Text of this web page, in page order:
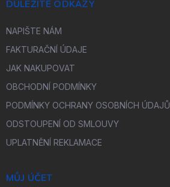
DŮLEŽITÉ ODKAZY
NAPIŠTE NÁM
FAKTURAČNÍ ÚDAJE
JAK NAKUPOVAT
OBCHODNÍ PODMÍNKY
PODMÍNKY OCHRANY OSOBNÍCH ÚDAJŮ
ODSTOUPENÍ OD SMLOUVY
UPLATNĚNÍ REKLAMACE
MŮJ ÚČET